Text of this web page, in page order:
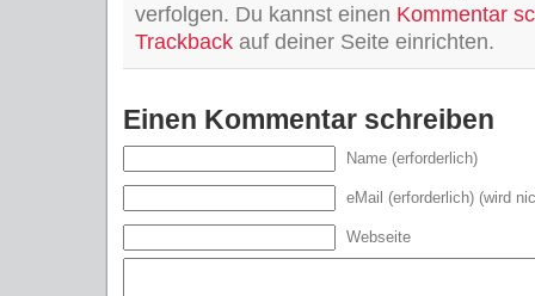
verfolgen. Du kannst einen Kommentar
Trackback auf deiner Seite einrichten.
Einen Kommentar schreiben
Name (erforderlich)
eMail (erforderlich) (wird
Webseite